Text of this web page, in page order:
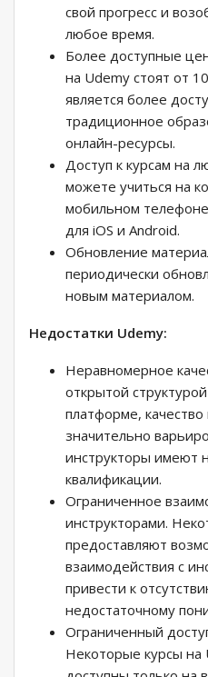
свой прогресс и
любое время.
Более доступные
на Udemy стоят от
является более
традиционное
онлайн-ресурсы.
Доступ к курсам на
можете учиться на
мобильном
для iOS и Android.
Обновление
периодически
новым материалом.
Недостатки Udemy:
Неравномерное
открытой
платформе,
значительно
инструкторы имеют
квалификации.
Ограниченное
инструкторами.
предоставляют
взаимодействия с
привести к
недостаточному
Ограниченный
Некоторые курсы на